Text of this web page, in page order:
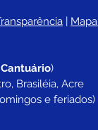
| Mapa
)
Brasiléia, Acre
e feriados)